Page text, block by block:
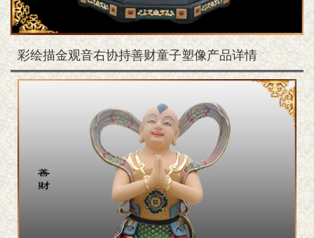
彩绘描金观音右协持善财童子塑像产品详情